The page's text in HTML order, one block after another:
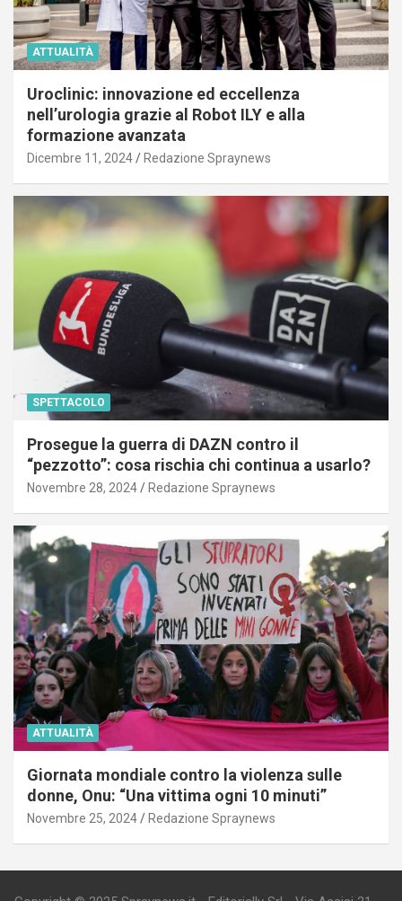
ATTUALITÀ
Uroclinic: innovazione ed eccellenza
nell’urologia grazie al Robot ILY e alla
formazione avanzata
Dicembre 11, 2024 Redazione Spraynews
SPETTACOLO
Prosegue la guerra di DAZN contro il
“pezzotto”: cosa rischia chi continua a usarlo?
Novembre 28, 2024 Redazione Spraynews
ATTUALITÀ
Giornata mondiale contro la violenza sulle
donne, Onu: “Una vittima ogni 10 minuti”
Novembre 25, 2024 Redazione Spraynews